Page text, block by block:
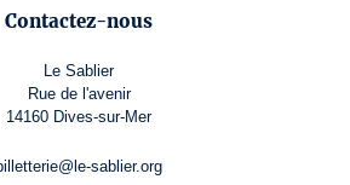
Contactez-nous
Le Sablier
Rue de l'avenir
14160 Dives-sur-Mer
sablier.org